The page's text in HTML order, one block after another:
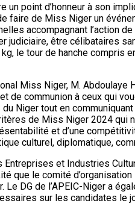
point d’honneur à son
faire de Miss Niger un
accompagnant l’action
judiciaire, être célibataires
le tour de hanche
Miss Niger, M.
de communion à ceux qui
Niger tout en
de Miss Niger 2024
et d’une
culturel, diplomatique,
et Industries
que le comité
DG de l’APEIC-Niger a
sur les candidates le